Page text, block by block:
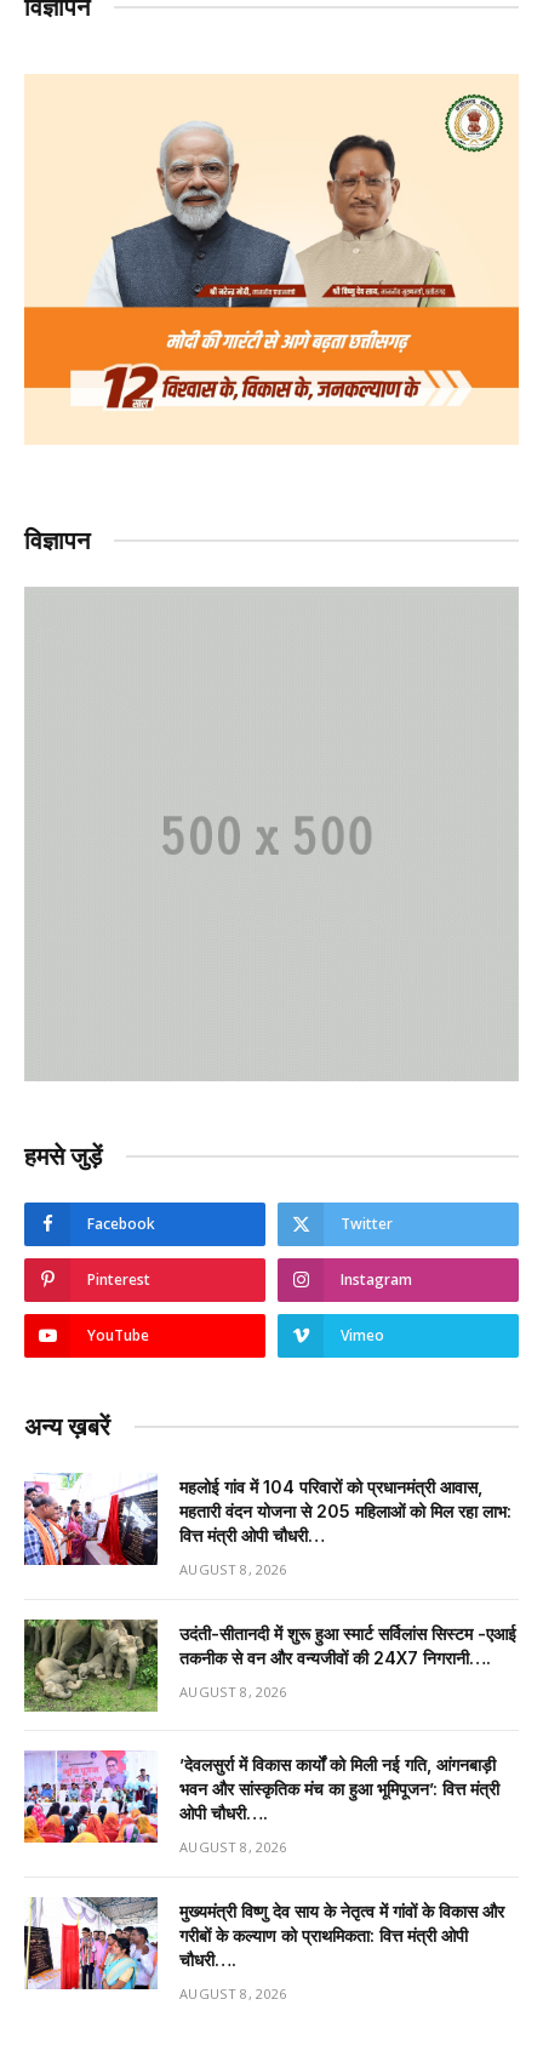
विज्ञापन
विज्ञापन
हमसे जुड़ें
Facebook Twitter
Pinterest Instagram
YouTube Vimeo
अन्य ख़बरें
महलोई गांव में 104 परिवारों को प्रधानमंत्री आवास,
महतारी वंदन योजना से 205 महिलाओं को मिल रहा लाभ:
वित्त मंत्री ओपी चौधरी…
AUGUST 8, 2026
उदंती-सीतानदी में शुरू हुआ स्मार्ट सर्विलांस सिस्टम -एआई
तकनीक से वन और वन्यजीवों की 24X7 निगरानी….
AUGUST 8, 2026
’देवलसुर्रा में विकास कार्यों को मिली नई गति, आंगनबाड़ी
भवन और सांस्कृतिक मंच का हुआ भूमिपूजन’: वित्त मंत्री
ओपी चौधरी….
AUGUST 8, 2026
मुख्यमंत्री विष्णु देव साय के नेतृत्व में गांवों के विकास और
गरीबों के कल्याण को प्राथमिकता: वित्त मंत्री ओपी
चौधरी….
AUGUST 8, 2026